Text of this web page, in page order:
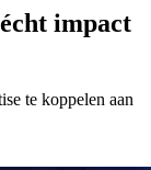
impact
te koppelen aan